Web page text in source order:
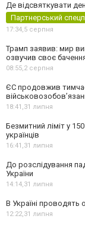
Де відсвяткувати
Партнерський
17:34,5 серпня
Трамп заявив: мир
озвучив своє
08:55,2 серпня
ЄС продовжив
18:41,31 липня
Безмитний ліміт у
українців
16:41,31 липня
До розслідування
України
14:14,31 липня
В Україні проводять
12:22,31 липня